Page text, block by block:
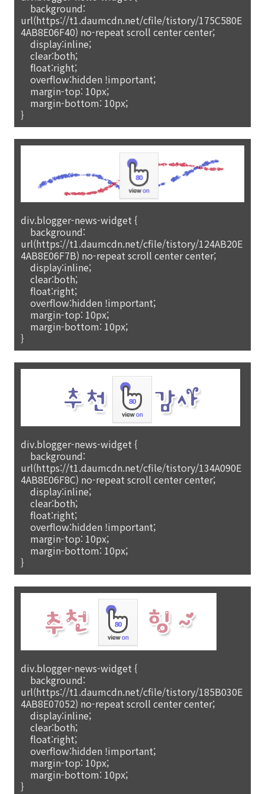
background:
url(https://t1.daumcdn.net/cfile/tistory/175C580E
4AB8E06F40) no-repeat scroll center center;
display:inline;
clear:both;
float:right;
overflow:hidden !important;
margin-top: 10px;
margin-bottom: 10px;
}
div.blogger-news-widget {
background:
url(https://t1.daumcdn.net/cfile/tistory/124AB20E
4AB8E06F7B) no-repeat scroll center center;
display:inline;
clear:both;
float:right;
overflow:hidden !important;
margin-top: 10px;
margin-bottom: 10px;
}
div.blogger-news-widget {
background:
url(https://t1.daumcdn.net/cfile/tistory/134A090E
4AB8E06F8C) no-repeat scroll center center;
display:inline;
clear:both;
float:right;
overflow:hidden !important;
margin-top: 10px;
margin-bottom: 10px;
}
div.blogger-news-widget {
background:
url(https://t1.daumcdn.net/cfile/tistory/185B030E
4AB8E07052) no-repeat scroll center center;
display:inline;
clear:both;
float:right;
overflow:hidden !important;
margin-top: 10px;
margin-bottom: 10px;
}